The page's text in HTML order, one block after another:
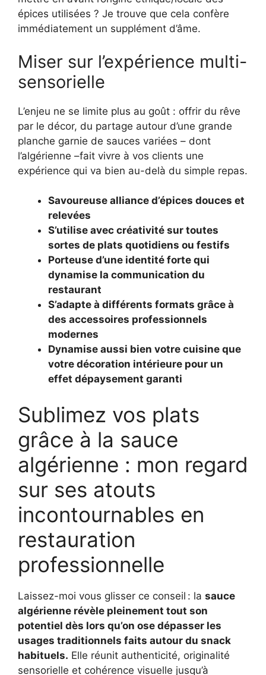
épices utilisées ? Je trouve que cela confère
immédiatement un supplément d’âme.
Miser sur l’expérience multi-
sensorielle
L’enjeu ne se limite plus au goût : offrir du rêve
par le décor, du partage autour d’une grande
planche garnie de sauces variées – dont
l’algérienne –fait vivre à vos clients une
expérience qui va bien au-delà du simple repas.
Savoureuse alliance d’épices douces et
relevées
S’utilise avec créativité sur toutes
sortes de plats quotidiens ou festifs
Porteuse d’une identité forte qui
dynamise la communication du
restaurant
S’adapte à différents formats grâce à
des accessoires professionnels
modernes
Dynamise aussi bien votre cuisine que
votre décoration intérieure pour un
effet dépaysement garanti
Sublimez vos plats
grâce à la sauce
algérienne : mon regard
sur ses atouts
incontournables en
restauration
professionnelle
Laissez-moi vous glisser ce conseil : la sauce
algérienne révèle pleinement tout son
potentiel dès lors qu’on ose dépasser les
usages traditionnels faits autour du snack
habituels. Elle réunit authenticité, originalité
sensorielle et cohérence visuelle jusqu’à